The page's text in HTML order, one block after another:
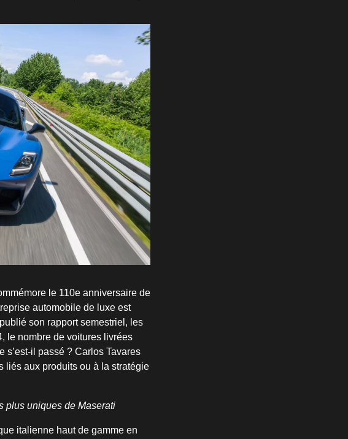
le 110e anniversaire de
automobile de luxe est
son rapport semestriel, les
le nombre de voitures livrées
s’est-il passé ? Carlos Tavares
liés aux produits ou à la stratégie
plus uniques de Maserati
italienne haut de gamme en